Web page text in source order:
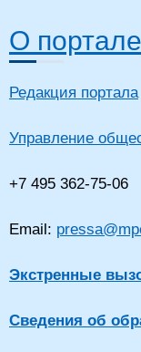
О портале
Редакция портала
Управление
+7 495 362-75-06
Email:
Экстренные
Сведения об